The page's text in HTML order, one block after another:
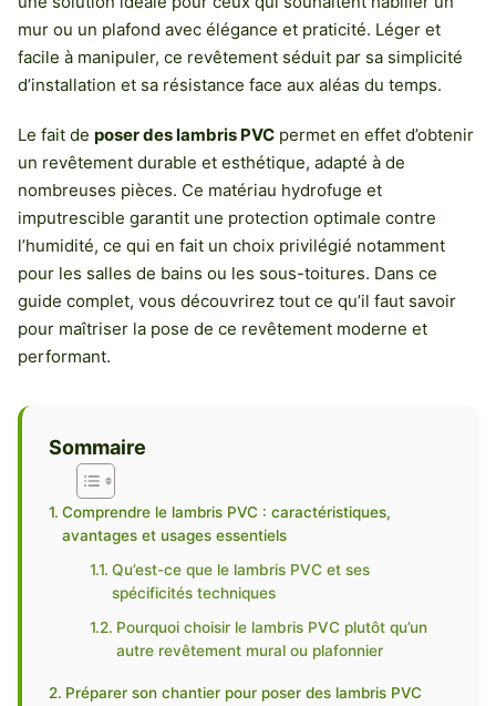
mur ou un plafond avec élégance et praticité. Léger et
facile à manipuler, ce revêtement séduit par sa simplicité
d’installation et sa résistance face aux aléas du temps.
Le fait de poser des lambris PVC permet en effet d’obtenir
un revêtement durable et esthétique, adapté à de
nombreuses pièces. Ce matériau hydrofuge et
imputrescible garantit une protection optimale contre
l’humidité, ce qui en fait un choix privilégié notamment
pour les salles de bains ou les sous-toitures. Dans ce
guide complet, vous découvrirez tout ce qu’il faut savoir
pour maîtriser la pose de ce revêtement moderne et
performant.
Sommaire
Comprendre le lambris PVC : caractéristiques,
avantages et usages essentiels
Qu’est-ce que le lambris PVC et ses
spécificités techniques
Pourquoi choisir le lambris PVC plutôt qu’un
autre revêtement mural ou plafonnier
Préparer son chantier pour poser des lambris PVC